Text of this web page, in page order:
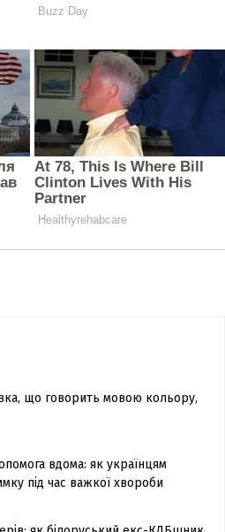
що говорить мовою кольору,
вдома: як українцям
під час важкої хвороби